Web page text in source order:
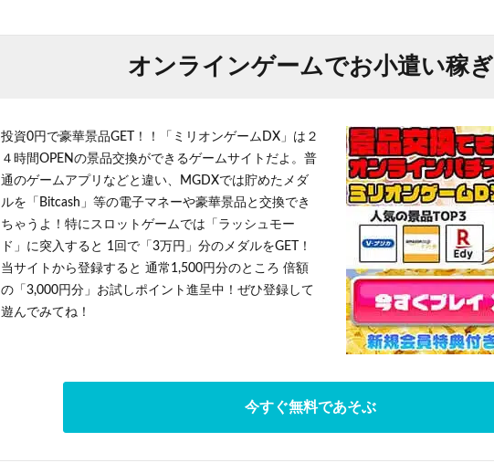
オンラインゲームでお小遣い稼ぎ
投資0円で豪華景品GET！！「ミリオンゲームDX」は２
４時間OPENの景品交換ができるゲームサイトだよ。普
通のゲームアプリなどと違い、MGDXでは貯めたメダ
ルを「Bitcash」等の電子マネーや豪華景品と交換でき
ちゃうよ！特にスロットゲームでは「ラッシュモー
ド」に突入すると 1回で「3万円」分のメダルをGET！
当サイトから登録すると 通常1,500円分のところ 倍額
の「3,000円分」お試しポイント進呈中！ぜひ登録して
遊んでみてね！
今すぐ無料であそぶ